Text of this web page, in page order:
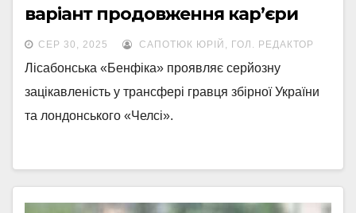
варіант продовження кар’єри
СЕР 30, 2025 САПОТЮК ЮРІЙ, ГОЛ. РЕДАКТОР
Лісабонська «Бенфіка» проявляє серйозну
зацікавленість у трансфері гравця збірної України
та лондонського «Челсі».